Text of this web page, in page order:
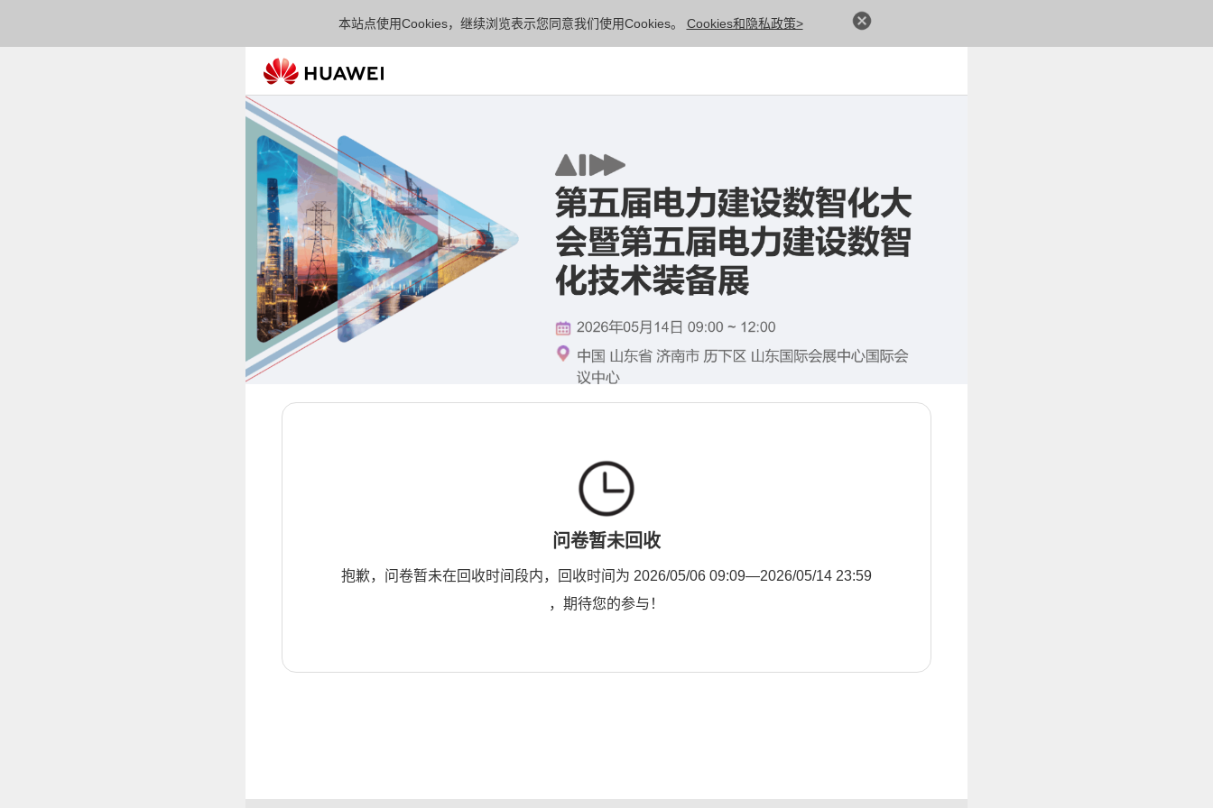
本站点使用Cookies，继续浏览表示您同意我们使用Cookies。 Cookies和隐私政策>
问卷暂未回收
抱歉，问卷暂未在回收时间段内，回收时间为 2026/05/06 09:09—2026/05/14 23:59
，期待您的参与！